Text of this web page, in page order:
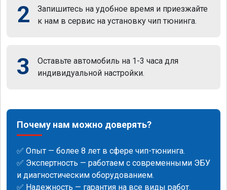
2
Запишитесь на удобное время и приезжайте
к нам в сервис на установку чип тюнинга.
3
Оставьте автомобиль на 1-3 часа для
индивидуальной настройки.
Почему нам можно доверять?
✅ Опыт — более 8 лет в сфере чип-тюнинга.
✅ Экспертность — работаем с современными ЭБУ
и диагностическим оборудованием.
✅ Надежность — гарантия на все виды работ.